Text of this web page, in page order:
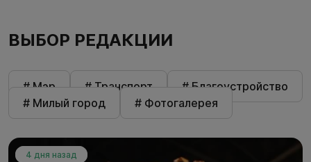
ВЫБОР РЕДАКЦИИ
# Мэр # Транспорт
# Благоустройство
# Милый город
# Фотогалерея
4 дня назад